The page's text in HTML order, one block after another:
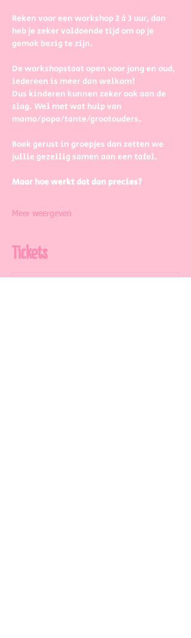
Reken voor een workshop 2 à 3 uur, dan
heb je zeker voldoende tijd om op je
gemak bezig te zijn.
De workshopstaat open voor jong en oud,
iedereen is meer dan welkom!
Dus kinderen kunnen zeker ook aan de
slag. Wel met wat hulp van
mama/papa/tante/grootouders.
Boek gerust in groepjes dan zetten we
jullie gezellig samen aan een tafel.
Maar hoe werkt dat dan precies?
Meer weergeven
Tickets